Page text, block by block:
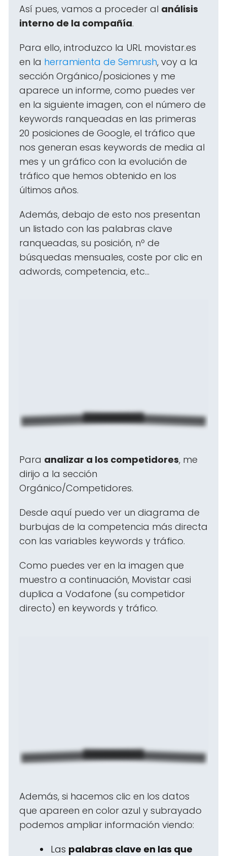
Así pues, vamos a proceder al análisis
interno de la compañía.
Para ello, introduzco la URL movistar.es
en la herramienta de Semrush, voy a la
sección Orgánico/posiciones y me
aparece un informe, como puedes ver
en la siguiente imagen, con el número de
keywords ranqueadas en las primeras
20 posiciones de Google, el tráfico que
nos generan esas keywords de media al
mes y un gráfico con la evolución de
tráfico que hemos obtenido en los
últimos años.
Además, debajo de esto nos presentan
un listado con las palabras clave
ranqueadas, su posición, nº de
búsquedas mensuales, coste por clic en
adwords, competencia, etc...
Para analizar a los competidores, me
dirijo a la sección
Orgánico/Competidores.
Desde aquí puedo ver un diagrama de
burbujas de la competencia más directa
con las variables keywords y tráfico.
Como puedes ver en la imagen que
muestro a continuación, Movistar casi
duplica a Vodafone (su competidor
directo) en keywords y tráfico.
Además, si hacemos clic en los datos
que apareen en color azul y subrayado
podemos ampliar información viendo:
Las palabras clave en las que